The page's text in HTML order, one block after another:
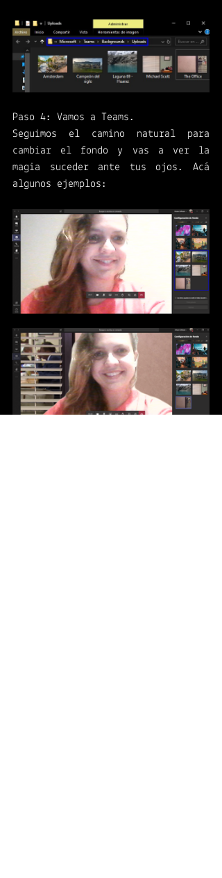
Paso 4: Vamos a Teams.
Seguimos el camino natural para
cambiar el fondo y vas a ver la
magia suceder ante tus ojos. Acá
algunos ejemplos: